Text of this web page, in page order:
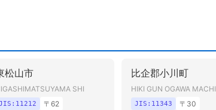
松山市
SHI
11212 〒62
比企郡小川町
HIKI GUN OGAWA MACHI
JIS: 11343 〒 30